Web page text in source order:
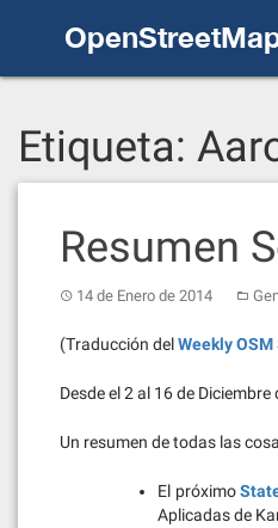
Etiqueta:
Resumen
14 de Enero de 2014
(Traducción delWeekly
Desde el 2 al 16 de Diciembre
Un resumen de todas las
El próximo
Aplicadas de